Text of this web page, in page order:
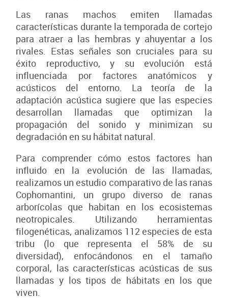
Las ranas machos emiten llamadas
características durante la temporada de cortejo
para atraer a las hembras y ahuyentar a los
rivales. Estas señales son cruciales para su
éxito reproductivo, y su evolución está
influenciada por factores anatómicos y
acústicos del entorno. La teoría de la
adaptación acústica sugiere que las especies
desarrollan llamadas que optimizan la
propagación del sonido y minimizan su
degradación en su hábitat natural.
Para comprender cómo estos factores han
influido en la evolución de las llamadas,
realizamos un estudio comparativo de las ranas
Cophomantini, un grupo diverso de ranas
arborícolas que habitan en los ecosistemas
neotropicales. Utilizando herramientas
filogenéticas, analizamos 112 especies de esta
tribu (lo que representa el 58% de su
diversidad), enfocándonos en el tamaño
corporal, las características acústicas de sus
llamadas y los tipos de hábitats en los que
viven.